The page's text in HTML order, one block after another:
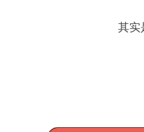
其